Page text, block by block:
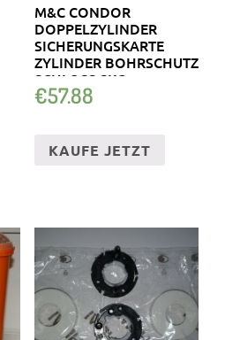
M&C CONDOR
DOPPELZYLINDER
SICHERUNGSKARTE
ZYLINDER BOHRSCHUTZ
SCHLOSS SKG
€57.88
KAUFE JETZT